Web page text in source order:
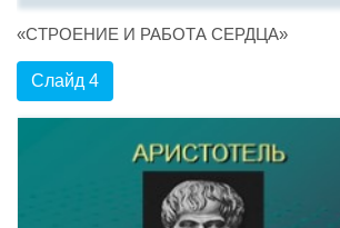
«СТРОЕНИЕ И РАБОТА СЕРДЦА»
Слайд 4